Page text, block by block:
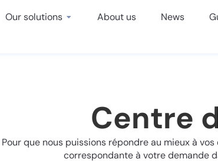
Our solutions About us News
Centre
Pour que nous puissions répondre au mieux à
correspondante à votre demande